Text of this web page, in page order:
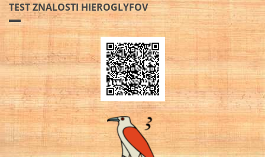
TEST ZNALOSTI HIEROGLYFOV